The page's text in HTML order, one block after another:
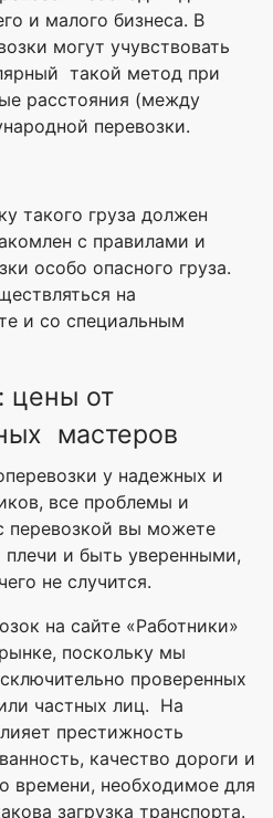
и малого бизнеса. В
могут учувствовать
такой метод при
расстояния (между
перевозки.
такого груза должен
с правилами и
особо опасного груза.
на
и со специальным
цены от
мастеров
у надежных и
все проблемы и
перевозкой вы можете
и быть уверенными,
не случится.
на сайте «Работники»
поскольку мы
проверенных
частных лиц. На
престижность
качество дороги и
времени, необходимое для
загрузка транспорта.